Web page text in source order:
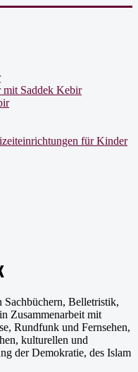
Saddek Kebir
für Kinder
Belletristik,
Zusammenarbeit mit
Rundfunk und Fernsehen,
kulturellen und
der Demokratie, des Islam